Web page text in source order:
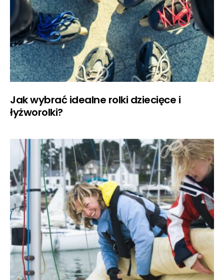
Jak wybrać idealne rolki dziecięce i
łyżworolki?